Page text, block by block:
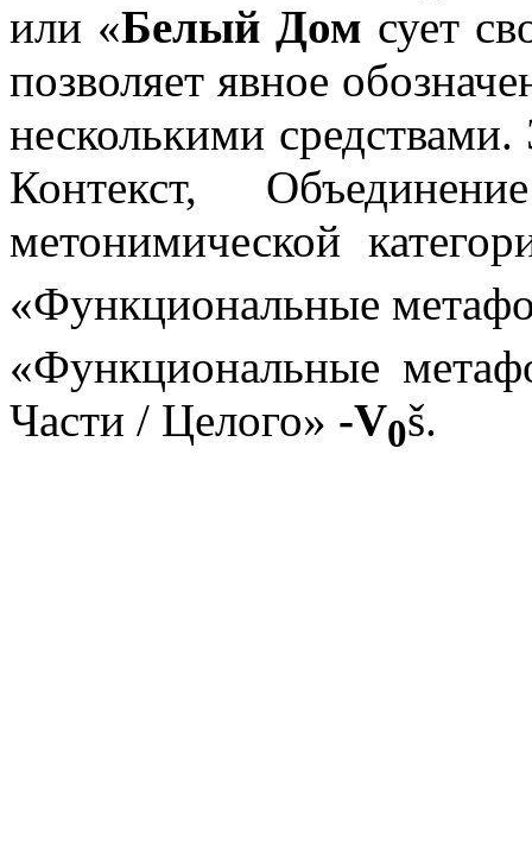
или «Белый Дом сует
позволяет явное
несколькими
Контекст,
метонимической
«Функциональные
«Функциональные
Части / Целого» -V0š.